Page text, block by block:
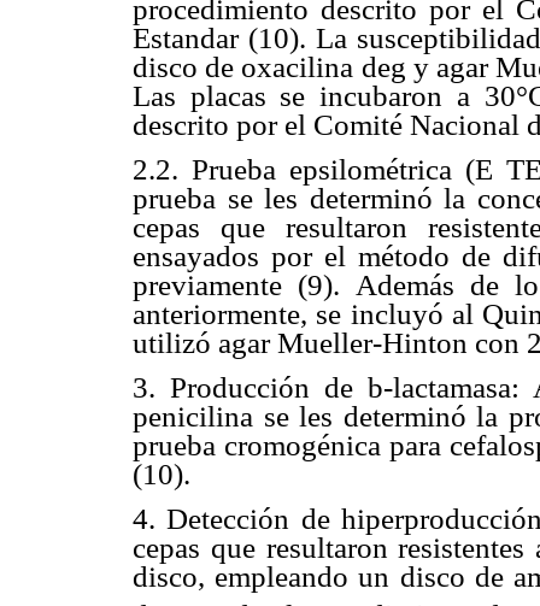
procedimiento descrito por el
Estandar (10). La
disco de oxacilina deg y agar
Las placas se incubaron a
descrito por el Comité Nacional
2.2. Prueba epsilométrica (E
prueba se les determinó la
cepas que resultaron
ensayados por el método de
previamente (9). Además de
anteriormente, se incluyó al
utilizó agar Mueller-Hinton con
3. Producción deb-
penicilina se les determinó la
prueba cromogénica para
(10).
4. Detección de
cepas que resultaron
disco, empleando un disco de